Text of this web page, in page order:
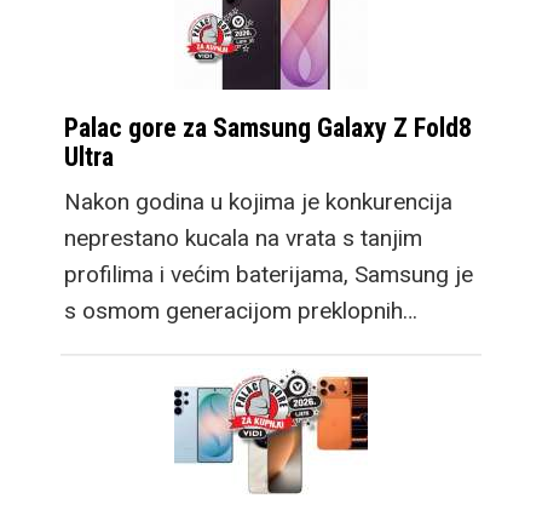
Palac gore za Samsung Galaxy Z Fold8
Ultra
Nakon godina u kojima je konkurencija
neprestano kucala na vrata s tanjim
profilima i većim baterijama, Samsung je
s osmom generacijom preklopnih…